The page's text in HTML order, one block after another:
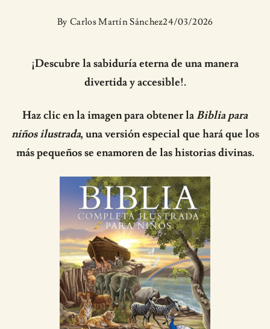
By Carlos Martín Sánchez24/03/2026
¡Descubre la sabiduría eterna de una manera
divertida y accesible!.
Haz clic en la imagen para obtener laBiblia para
niños ilustrada, una versión especial que hará que los
más pequeños se enamoren de las historias divinas.